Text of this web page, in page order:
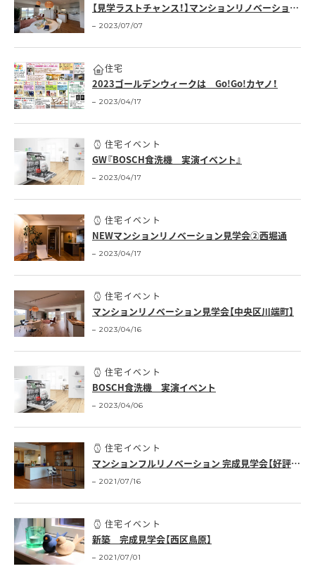
【見学ラストチャンス！】マンションリノベーション・リフォーム相談会
2023/07/07
住宅
2023ゴールデンウィークは Go!Go!カヤノ！
2023/04/17
住宅イベント
GW『BOSCH食洗機 実演イベント』
2023/04/17
住宅イベント
NEWマンションリノベーション見学会②西堀通
2023/04/17
住宅イベント
マンションリノベーション見学会【中央区川端町】
2023/04/16
住宅イベント
BOSCH食洗機 実演イベント
2023/04/06
住宅イベント
マンションフルリノベーション 完成見学会【好評につき延長！】
2021/07/16
住宅イベント
新築 完成見学会【西区鳥原】
2021/07/01